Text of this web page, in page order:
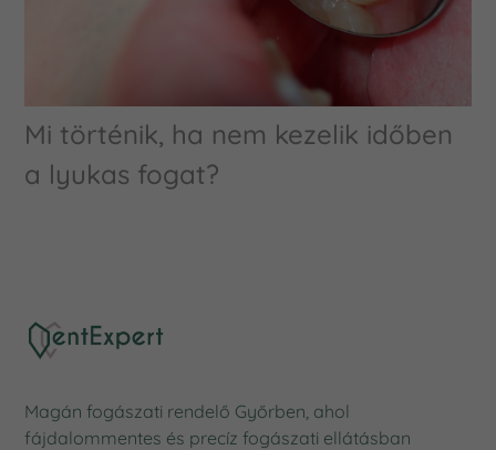
Mi történik, ha nem kezelik időben
a lyukas fogat?
Magán fogászati rendelő Győrben, ahol
fájdalommentes és precíz fogászati ellátásban